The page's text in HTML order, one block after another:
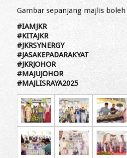
Gambar sepanjang majlis
#IAMJKR
#KITAJKR
#JKRSYNERGY
#JASAKEPADARAKYAT
#JKRJOHOR
#MAJUJOHOR
#MAJLISRAYA2025